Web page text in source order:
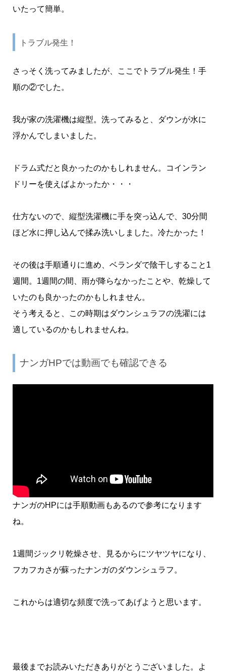
いたって簡単。
トラブル発生！
さっそく洗ってみましたが、ここでトラブル発生！手
順の②でした。
我が家の洗濯機は縦型。洗ってみると、ダウンが水に
浮かんでしまいました。
ドラム式だと良かったのかもしれません。コインラン
ドリーを使えばよかったか・・・
仕方ないので、縦型洗濯機に手を突っ込んで、30分間
ほど水に押し込んで揉み洗いしました。冷たかった！
その後は手順通りに進め、ベランダで陰干しすること1
週間。1週間の間、雨が降らなかったことや、乾燥して
いたのも良かったのかもしれません。
そう考えると、この時期はダウンシュラフの洗濯には
適しているのかもしれませんね。
ナンガHPでは動画でも確認できる
ナンガのHPには手順動画もあるので参考になります
ね。
1週間ジックリ乾燥させ、見るからにツヤツヤになり、
フカフカさが蘇ったナンガのダウンシュラフ。
これからは適切な頻度で洗ってあげようと思います。
最後までお読みいただきありがとうございました。よ